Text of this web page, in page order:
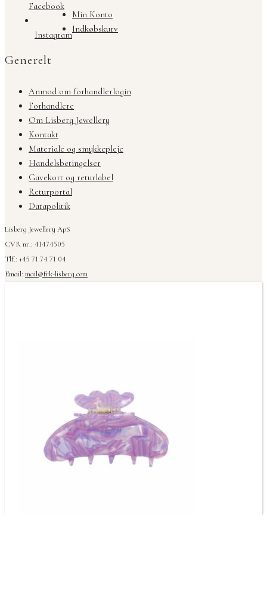
Facebook
Instagram
Min Konto
Indkøbskurv
Generelt
Anmod om forhandlerlogin
Forhandlere
Om Lisberg Jewellery
Kontakt
Materiale og smykkepleje
Handelsbetingelser
Gavekort og returlabel
Returportal
Datapolitik
Lisberg Jewellery ApS
CVR nr.: 41474505
Tlf.: +45 71 74 71 04
Email: mail@frk-lisberg.com